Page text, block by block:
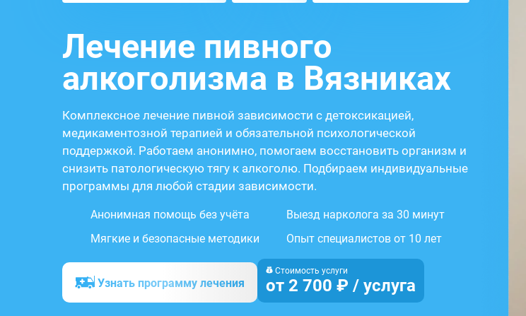
Лечение пивного
алкоголизма в Вязниках
Комплексное лечение пивной зависимости с детоксикацией,
медикаментозной терапией и обязательной психологической
поддержкой. Работаем анонимно, помогаем восстановить организм и
снизить патологическую тягу к алкоголю. Подбираем индивидуальные
программы для любой стадии зависимости.
Анонимная помощь без учёта
Выезд нарколога за 30 минут
Мягкие и безопасные методики
Опыт специалистов от 10 лет
Узнать программу лечения
Стоимость услуги
от 2 700 ₽ / услуга